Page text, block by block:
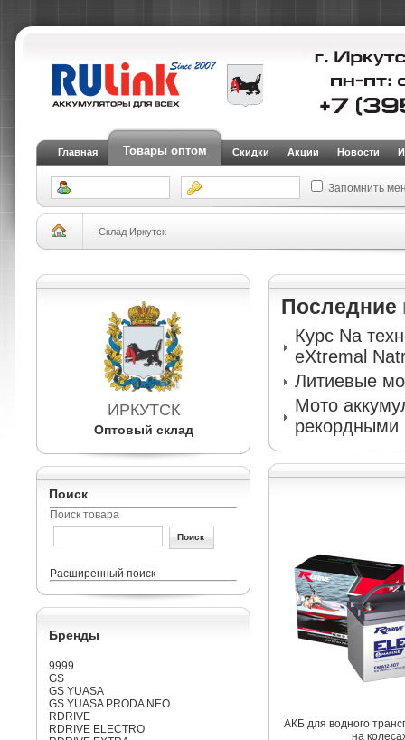
Главная Товары оптом Скидки Акции Новости
Запомнить
Склад Иркутск
ИРКУТСК
Оптовый склад
Поиск
Поиск товара
Расширенный поиск
Бренды
9999
GS
GS YUASA
GS YUASA PRODA NEO
RDRIVE
RDRIVE ELECTRO
Последние
Курс Na
eXtremal
Литиевые
Мото
рекордными
АКБ для водного
на